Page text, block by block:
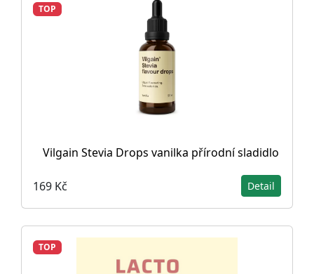
TOP
Vilgain Stevia Drops vanilka přírodní sladidlo
169 Kč Detail
TOP